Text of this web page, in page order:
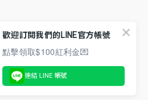
歡迎訂閱我們的LINE官方帳號
點擊領取$100紅利金💌
連結 LINE 帳號